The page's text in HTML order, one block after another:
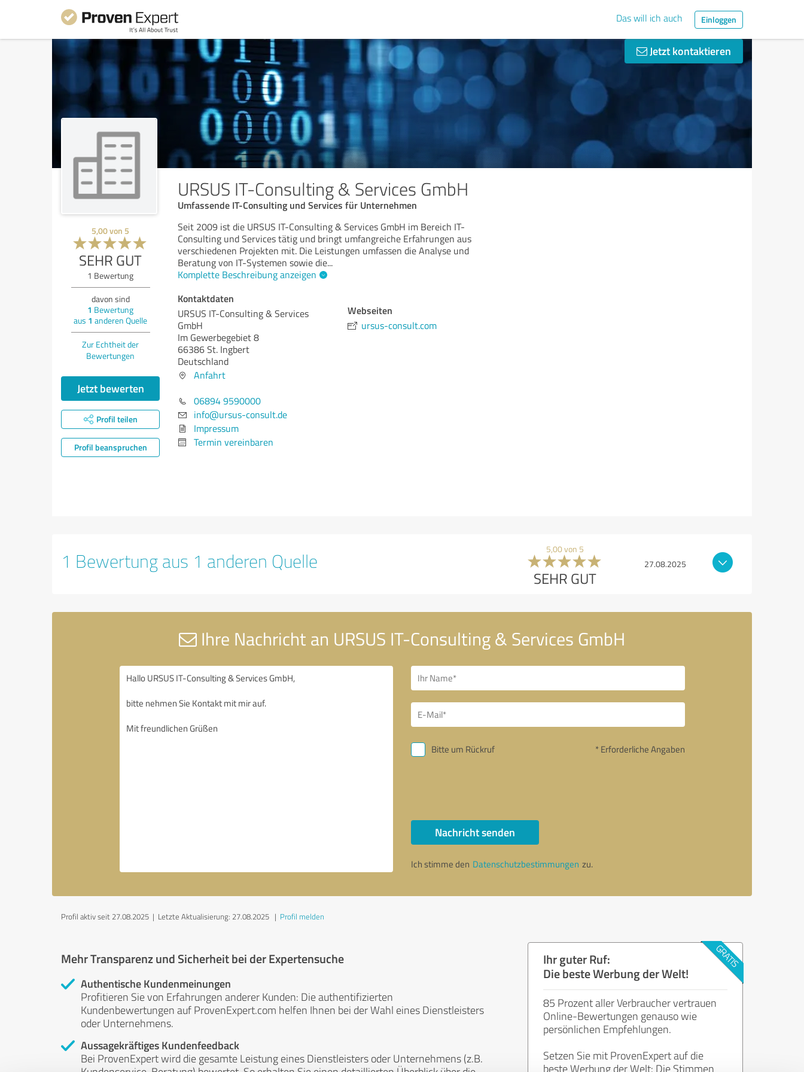
Das will ich auch Einloggen
Jetzt kontaktieren
URSUS IT-Consulting & Services GmbH
Umfassende IT-Consulting und Services für Unternehmen
5,00von 5
SEHR GUT
1 Bewertung
davon sind
1 Bewertung
aus 1 anderen Quelle
Zur Echtheit der
Bewertungen
Jetzt bewerten
Profil teilen
Profil beanspruchen
Seit 2009 ist die URSUS IT-Consulting & Services GmbH im Bereich IT-
Consulting und Services tätig und bringt umfangreiche Erfahrungen aus
verschiedenen Projekten mit. Die Leistungen umfassen die Analyse und
Beratung von IT-Systemen sowie die...
Komplette Beschreibung anzeigen
Kontaktdaten
URSUS IT-Consulting & Services
GmbH
Im Gewerbegebiet 8
66386 St. Ingbert
Deutschland
Anfahrt
06894 9590000
info@ursus-consult.de
Impressum
Termin vereinbaren
Webseiten
ursus-consult.com
1 Bewertung aus 1 anderen Quelle 5,00 von 5
SEHR GUT
27.08.2025
Ihre Nachricht an URSUS IT-Consulting & Services GmbH
Bitte um Rückruf * Erforderliche Angaben
Nachricht senden
Ich stimme den Datenschutzbestimmungen zu.
Profil aktiv seit 27.08.2025 | Letzte Aktualisierung: 27.08.2025 | Profil melden
Mehr Transparenz und Sicherheit bei der Expertensuche
Authentische Kundenmeinungen
Profitieren Sie von Erfahrungen anderer Kunden: Die authentifizierten
Kundenbewertungen auf ProvenExpert.com helfen Ihnen bei der Wahl eines Dienstleisters
oder Unternehmens.
Aussagekräftiges Kundenfeedback
Bei ProvenExpert wird die gesamte Leistung eines Dienstleisters oder Unternehmens (z.B.
Ihr guter Ruf:
Die beste Werbung der Welt!
85 Prozent aller Verbraucher vertrauen
Online-Bewertungen genauso wie
persönlichen Empfehlungen.
Setzen Sie mit ProvenExpert auf die
beste Werbung der Welt: Die Stimmen